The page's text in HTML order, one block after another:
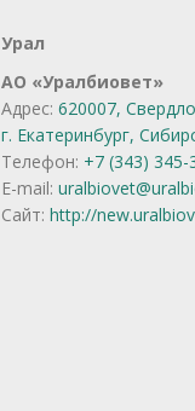
Урал
АО «Уралбиовет»
Адрес: 620007,
г. Екатеринбург,
Телефон: +7 (343) 345-
E-mail:
Сайт: http://